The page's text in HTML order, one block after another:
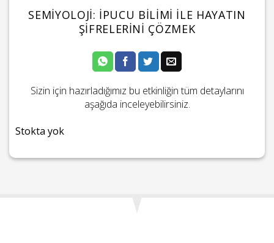
SEMIYOLOJI: İPUCU BILIMI ILE HAYATIN
ŞIFRELERINI ÇÖZMEK
Sizin için hazırladığımız bu etkinliğin tüm detaylarını
aşağıda inceleyebilirsiniz.
Stokta yok